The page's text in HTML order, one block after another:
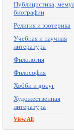
Публицистика,
биографии
Религия и эзотерика
Учебная и научная
литература
Филология
Философия
Хобби и досуг
Художественная
литература
View All